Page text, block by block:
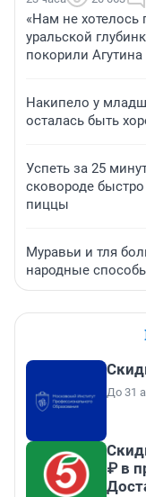
«Нам не хотелось
уральской
покорили Агутина
Накипело у
осталась быть
Успеть за 25
сковороде
пиццы
Муравьи и тля
народные
До 31
₽ в